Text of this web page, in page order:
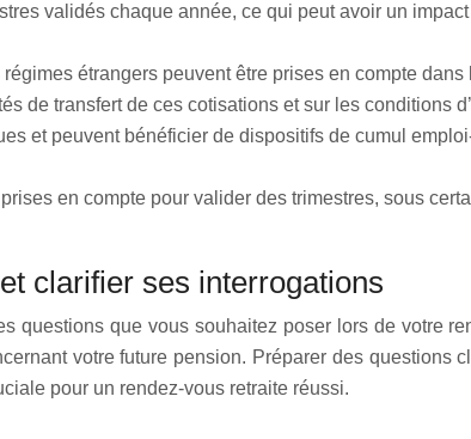
validés chaque année, ce qui peut avoir un
étrangers peuvent être prises en compte
de transfert de ces cotisations et sur les conditions
et peuvent bénéficier de dispositifs de cumul
en compte pour valider des trimestres, sous
clarifier ses interrogations
questions que vous souhaitez poser lors de votre
votre future pension. Préparer des questions
pour un rendez-vous retraite réussi.